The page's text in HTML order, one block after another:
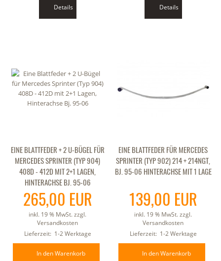
Details Details
EINE BLATTFEDER + 2 U-BÜGEL FÜR
MERCEDES SPRINTER (TYP 904)
408D - 412D MIT 2+1 LAGEN,
HINTERACHSE BJ. 95-06
265,00 EUR
inkl. 19 % MwSt. zzgl.
Versandkosten
Lieferzeit: 1-2 Werktage
In den Warenkorb
EINE BLATTFEDER FÜR MERCEDES
SPRINTER (TYP 902) 214 + 214NGT,
BJ. 95-06 HINTERACHSE MIT 1 LAGE
139,00 EUR
inkl. 19 % MwSt. zzgl.
Versandkosten
Lieferzeit: 1-2 Werktage
In den Warenkorb